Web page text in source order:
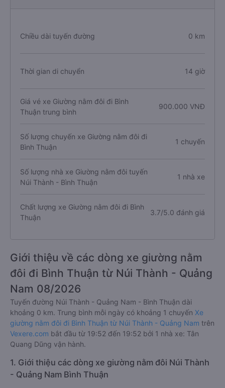
Chiều dài tuyến đường 0 km
Thời gian di chuyển 14 giờ
Giá vé xe Giường nằm đôi đi Bình
Thuận trung bình
900.000 VNĐ
Số lượng chuyến xe Giường nằm đôi đi
Bình Thuận
1 chuyến
Số lượng nhà xe Giường nằm đôi tuyến
Núi Thành - Bình Thuận
1 nhà xe
Chất lượng xe Giường nằm đôi đi Bình
Thuận
3.7/5.0 đánh giá
Giới thiệu về các dòng xe giường nằm
đôi đi Bình Thuận từ Núi Thành - Quảng
Nam 08/2026
Tuyến đường Núi Thành - Quảng Nam - Bình Thuận dài
khoảng 0 km. Trung bình mỗi ngày có khoảng 1 chuyến Xe
giường nằm đôi đi Bình Thuận từ Núi Thành - Quảng Nam trên
Vexere.com bắt đầu từ 19:52 đến 19:52 bởi 1 nhà xe: Tân
Quang Dũng vận hành.
1. Giới thiệu các dòng xe giường nằm đôi Núi Thành
- Quảng Nam Bình Thuận